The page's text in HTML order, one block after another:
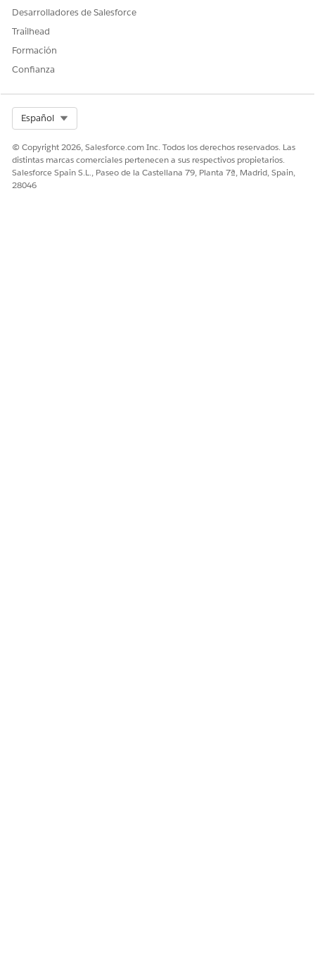
Desarrolladores de Salesforce
Trailhead
Formación
Confianza
Español
© Copyright 2026, Salesforce.com Inc. Todos los derechos reservados. Las
distintas marcas comerciales pertenecen a sus respectivos propietarios.
Salesforce Spain S.L., Paseo de la Castellana 79, Planta 7ª, Madrid, Spain,
28046